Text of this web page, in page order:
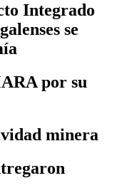
Integrado
se
por su
minera